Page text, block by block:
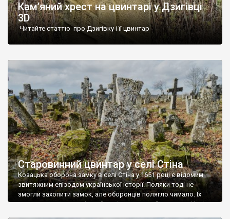
Кам’яний хрест на цвинтарі у Дзигівці
3D
Читайте статтю про Дзигівку і її цвинтар
Старовинний цвинтар у селі Стіна
Козацька оборона замку в селі Стіна у 1651 році є відомим
звитяжним епізодом української історії. Поляки тоді не
змогли захопити замок, але оборонців полягло чимало. Їх
поховали на цвинтарі, який тоді називався Замковим. Нині на